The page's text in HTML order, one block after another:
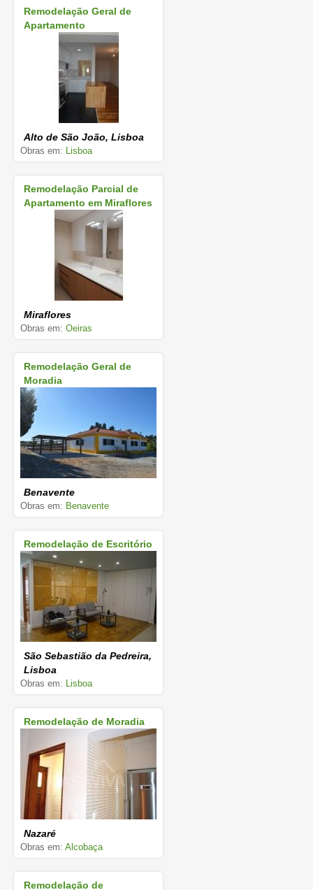
Remodelação Geral de
Apartamento
Alto de São João, Lisboa
Obras em: Lisboa
Remodelação Parcial de
Apartamento em Miraflores
Miraflores
Obras em: Oeiras
Remodelação Geral de
Moradia
Benavente
Obras em: Benavente
Remodelação de Escritório
São Sebastião da Pedreira,
Lisboa
Obras em: Lisboa
Remodelação de Moradia
Nazaré
Obras em: Alcobaça
Remodelação de